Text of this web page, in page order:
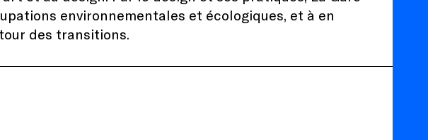
environnementales et écologiques, et à en
des transitions.